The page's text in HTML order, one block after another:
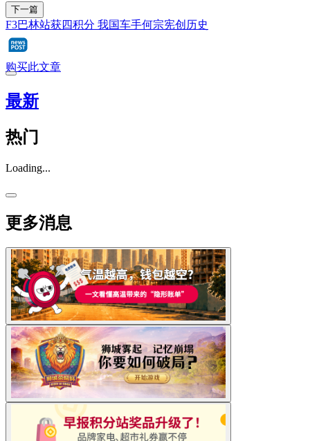
下一篇
F3巴林站获四积分 我国车手何宗宪创历史
购买此文章
最新
热门
Loading...
更多消息